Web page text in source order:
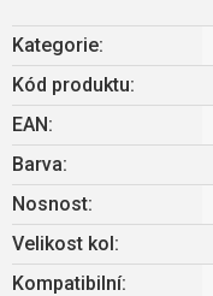
Kategorie:
Kód produktu:
EAN :
Barva:
Nosnost:
Velikost kol :
Kompatibilní: